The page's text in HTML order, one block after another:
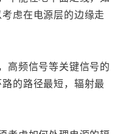
虑在电源层的边缘走
高频信号等关键信号的
的路径最短，辐射最